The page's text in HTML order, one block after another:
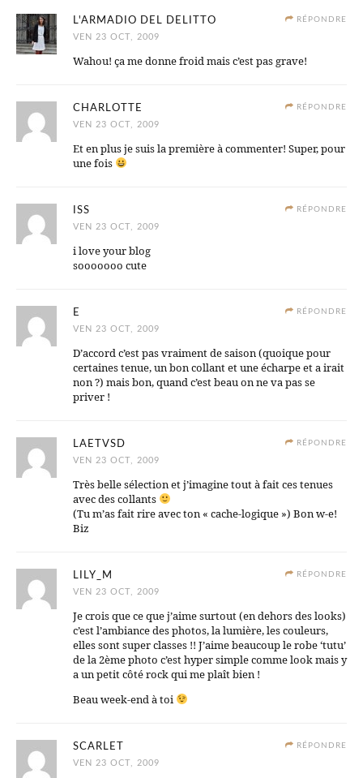
RÉPONDRE
L'ARMADIO DEL DELITTO
VEN 23 OCT, 2009
Wahou! ça me donne froid mais c’est pas grave!
RÉPONDRE
CHARLOTTE
VEN 23 OCT, 2009
Et en plus je suis la première à commenter! Super, pour
une fois
RÉPONDRE
ISS
VEN 23 OCT, 2009
i love your blog
sooooooo cute
RÉPONDRE
E
VEN 23 OCT, 2009
D’accord c’est pas vraiment de saison (quoique pour
certaines tenue, un bon collant et une écharpe et a irait
non ?) mais bon, quand c’est beau on ne va pas se
priver !
RÉPONDRE
LAETVSD
VEN 23 OCT, 2009
Très belle sélection et j’imagine tout à fait ces tenues
avec des collants
(Tu m’as fait rire avec ton « cache-logique ») Bon w-e!
Biz
RÉPONDRE
LILY_M
VEN 23 OCT, 2009
Je crois que ce que j’aime surtout (en dehors des looks)
c’est l’ambiance des photos, la lumière, les couleurs,
elles sont super classes !! J’aime beaucoup le robe ‘tutu’
de la 2ème photo c’est hyper simple comme look mais y
a un petit côté rock qui me plaît bien !
Beau week-end à toi
RÉPONDRE
SCARLET
VEN 23 OCT, 2009